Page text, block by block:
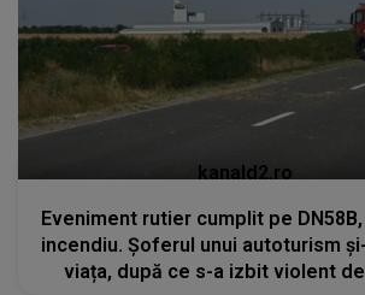
kanald2.ro
Eveniment rutier cumplit pe
incendiu. Șoferul unui autoturism
viața, după ce s-a izbit violent de